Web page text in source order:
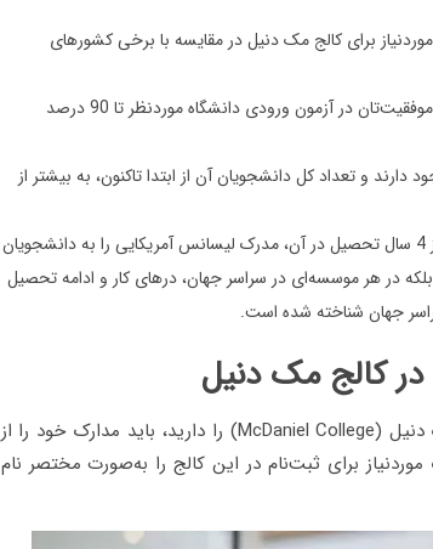
برای کالج مک دنیل در مقایسه با برخی کشورهای
زمانی‌که شما در این کالج ثبت‌نام می‌کنید، احتمال موفقیت‌تان در آزمون ورودی دانشگاه موردنظر تا 90 درصد
دارند و تعداد کل دانشجویان آن از ابتدا تاکنون، به بیشتر از
مدرک آمریکایی: کالج مک دانیل بوداپست، پس از 4 سال تحصیل در آن، مدرک لیسانس آمریکایی را به دانشجویان
بلکه در هر موسسه‌ای در سراسر جهان، درهای کار و ادامه تحصیل
جهان شناخته شده است.
در کالج مک دنیل
اگر شما هم قصد تحصیل و ثبت‌نام در کالج مک دنیل (McDaniel College) را دارید، باید مدارک خود را از
برای ثبت‌نام در این کالج را به‌صورت مختصر نام